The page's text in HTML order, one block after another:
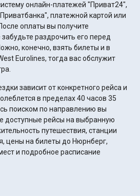
онлайн-платежей "Приват24",
платежной картой или
раздрочить его перед
конечно, взять билеты и в
Eurolines, тогда вас обслужит
зависит от конкретного рейса и
в пределах 40 часов 35
доступные рейсы на выбранную
путешествия, станции
цены на билеты до Нюрнберг,
и подробное расписание